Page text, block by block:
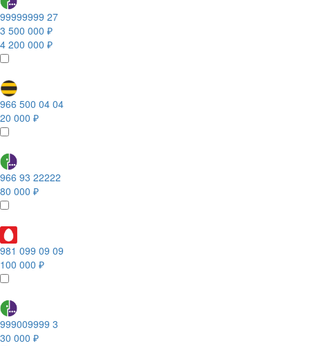
99999999 27
3 500 000 ₽
4 200 000 ₽
966 500 04 04
20 000 ₽
966 93 22222
80 000 ₽
981 099 09 09
100 000 ₽
999009999 3
30 000 ₽